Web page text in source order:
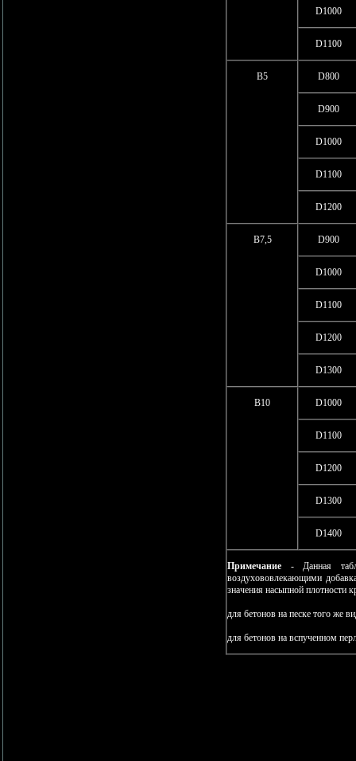
D1000
D1100
В5 D800
D900
D1000
D1100
D1200
В7,5 D900
D1000
D1100
D1200
D1300
В10 D1000
D1100
D1200
D1300
D1400
Примечание - Данная
воздухововлекающими
значения насыпной плотности
для бетонов на песке того же
для бетонов на вспученном